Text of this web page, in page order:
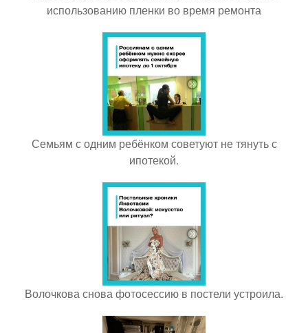
использованию пленки во время ремонта
Семьям с одним ребёнком советуют не тянуть с
ипотекой.
Волочкова снова фотосессию в постели устроила.